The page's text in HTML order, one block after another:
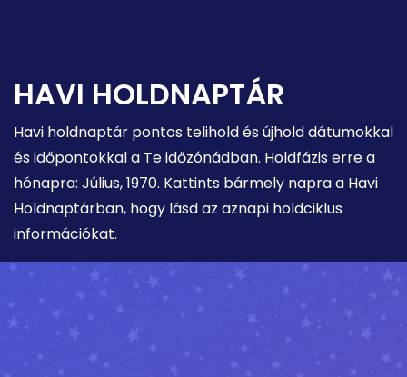
HAVI HOLDNAPTÁR
Havi holdnaptár pontos telihold és újhold dátumokkal
és időpontokkal a Te időzónádban. Holdfázis erre a
hónapra: Július, 1970. Kattints bármely napra a Havi
Holdnaptárban, hogy lásd az aznapi holdciklus
információkat.